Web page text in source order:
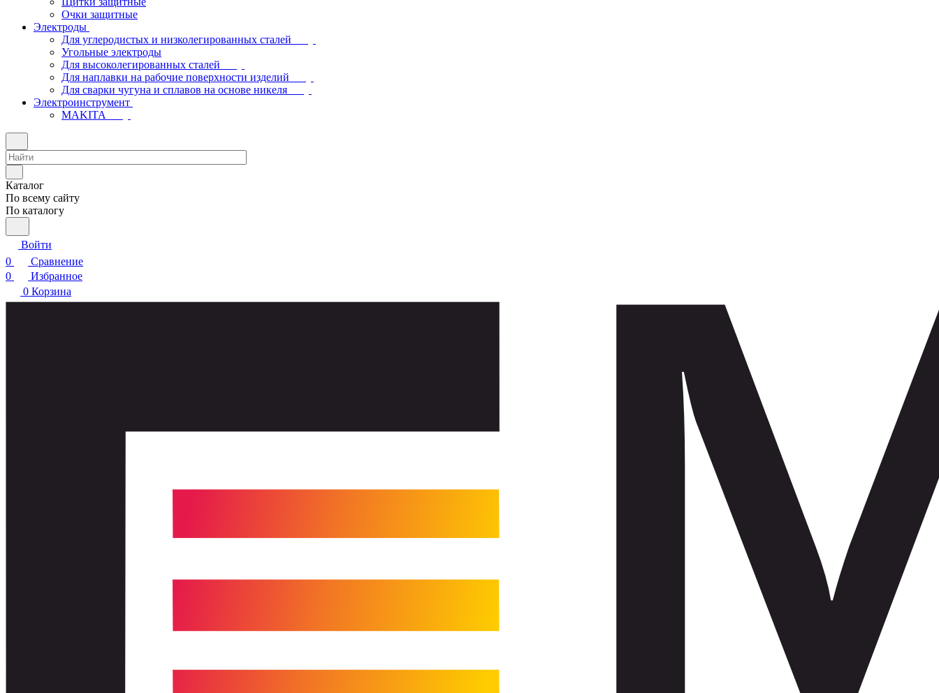
Очки защитные
Электроды
Для углеродистых и низколегированных сталей
Угольные электроды
Для высоколегированных сталей
Для наплавки на рабочие поверхности изделий
Для сварки чугуна и сплавов на основе никеля
Электроинструмент
МAKITA
Каталог
По всему сайту
По каталогу
Войти
0
Сравнение
0
Избранное
0 Корзина